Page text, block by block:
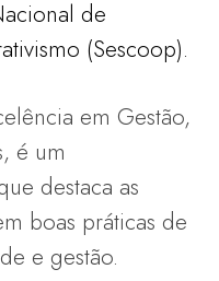
de
(Sescoop).
em Gestão,
é um
destaca as
boas práticas de
e gestão.